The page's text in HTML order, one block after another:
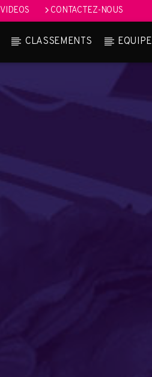
VIDEOS CONTACTEZ-NOUS
CLASSEMENTS EQUIPE